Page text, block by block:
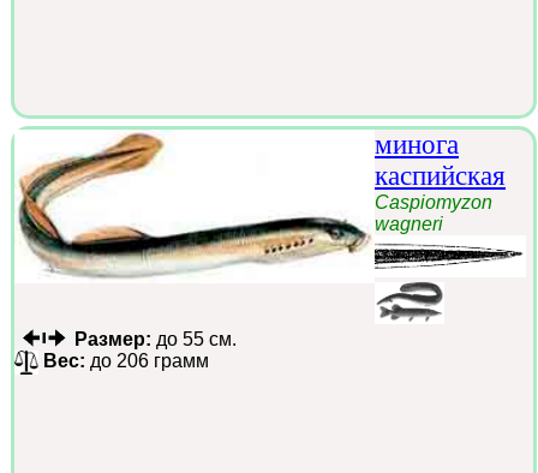
минога
каспийская
Caspiomyzon
wagneri
Размер: до 55 см.
Вес: до 206 грамм